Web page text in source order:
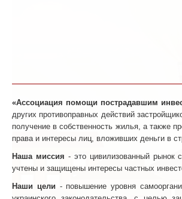
«Ассоциация помощи пострадавшим
других противоправных действий
получение в собственность жилья, а также
права и интересы лиц, вложивших деньги в
Наша миссия - это цивилизованный рынок
учтены и защищены интересы частных
Наши цели- повышение уровня